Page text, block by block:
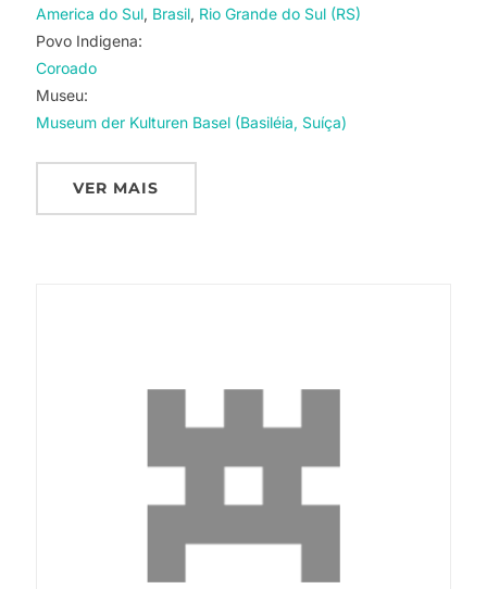
America do Sul Brasil Rio Grande do Sul (RS)
Povo Indigena:
Coroado
Museu:
Museum der Kulturen Basel (Basiléia, Suíça)
VER MAIS